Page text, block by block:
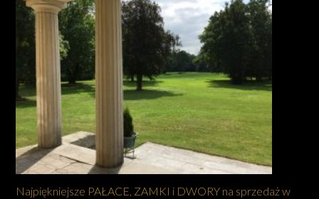
Najpiękniejsze PAŁACE, ZAMKI i DWORY na sprzedaż w